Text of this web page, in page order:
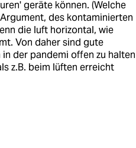
geräte können. (Welche
des kontaminierten
die luft horizontal, wie
Von daher sind gute
der pandemi offen zu halten
z.B. beim lüften erreicht